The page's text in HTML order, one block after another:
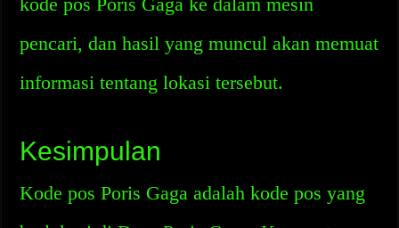
pencari, dan hasil yang muncul akan memuat
informasi tentang lokasi tersebut.
Kesimpulan
Kode pos Poris Gaga adalah kode pos yang